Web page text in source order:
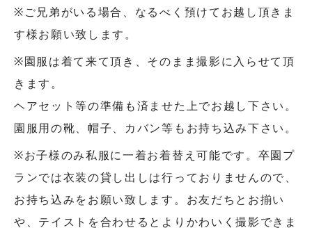
※ご兄弟がいる場合、なるべく預けてお越し頂きま
す様お願い致します。
※園服は着て来て頂き、そのまま撮影に入らせて頂
きます。
ヘアセット等の準備も済ませた上でお越し下さい。
園服用の靴、帽子、カバン等もお持ち込み下さい。
※お子様のみ私服に一着お着替え可能です。卒園プ
ランでは衣装の貸し出しは行っておりませんので、
お持ち込みをお願い致します。お友だちとお揃い
や、テイストを合わせるとよりかわいく撮影できま